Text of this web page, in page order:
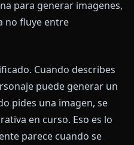
para generar imagenes,
no fluye entre
Cuando describes
puede generar un
pides una imagen, se
en curso. Eso es lo
parece cuando se